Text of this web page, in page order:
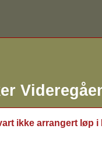
ikke arrangert løp i